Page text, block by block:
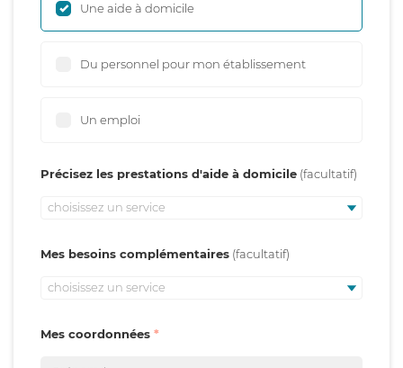
Une aide à domicile
Du personnel pour mon établissement
Un emploi
Précisez les prestations d'aide à domicile
choisissez un service
Mes besoins complémentaires
choisissez un service
Mes coordonnées